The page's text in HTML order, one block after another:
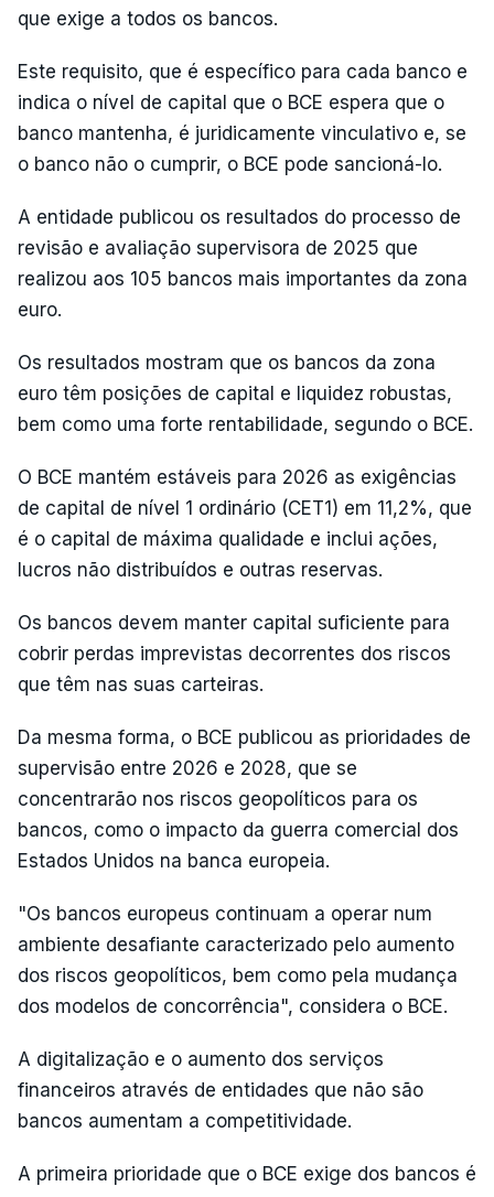
que exige a todos os bancos.
Este requisito, que é específico para cada banco e
indica o nível de capital que o BCE espera que o
banco mantenha, é juridicamente vinculativo e, se
o banco não o cumprir, o BCE pode sancioná-lo.
A entidade publicou os resultados do processo de
revisão e avaliação supervisora de 2025 que
realizou aos 105 bancos mais importantes da zona
euro.
Os resultados mostram que os bancos da zona
euro têm posições de capital e liquidez robustas,
bem como uma forte rentabilidade, segundo o BCE.
O BCE mantém estáveis para 2026 as exigências
de capital de nível 1 ordinário (CET1) em 11,2%, que
é o capital de máxima qualidade e inclui ações,
lucros não distribuídos e outras reservas.
Os bancos devem manter capital suficiente para
cobrir perdas imprevistas decorrentes dos riscos
que têm nas suas carteiras.
Da mesma forma, o BCE publicou as prioridades de
supervisão entre 2026 e 2028, que se
concentrarão nos riscos geopolíticos para os
bancos, como o impacto da guerra comercial dos
Estados Unidos na banca europeia.
"Os bancos europeus continuam a operar num
ambiente desafiante caracterizado pelo aumento
dos riscos geopolíticos, bem como pela mudança
dos modelos de concorrência", considera o BCE.
A digitalização e o aumento dos serviços
financeiros através de entidades que não são
bancos aumentam a competitividade.
A primeira prioridade que o BCE exige dos bancos é